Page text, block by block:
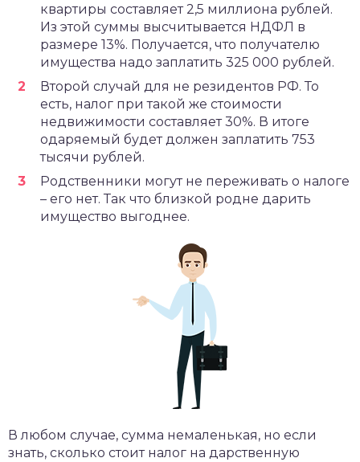
квартиры составляет 2,5 миллиона рублей.
Из этой суммы высчитывается НДФЛ в
размере 13%. Получается, что получателю
имущества надо заплатить 325 000 рублей.
Второй случай для не резидентов РФ. То
есть, налог при такой же стоимости
недвижимости составляет 30%. В итоге
одаряемый будет должен заплатить 753
тысячи рублей.
Родственники могут не переживать о налоге
– его нет. Так что близкой родне дарить
имущество выгоднее.
В любом случае, сумма немаленькая, но если
знать, сколько стоит налог на дарственную